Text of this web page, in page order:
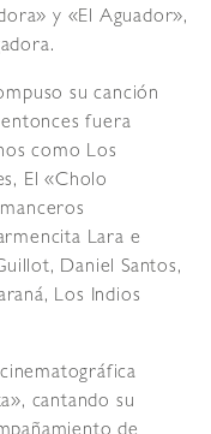
y «El Aguador»,
su canción
fuera
como Los
El «Cholo
Lara e
Daniel Santos,
Los Indios
cantando su